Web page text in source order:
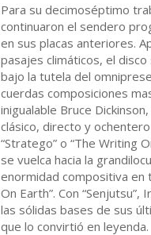
Para su decimoséptimo
continuaron el sendero
en sus placas anteriores.
pasajes climáticos, el
bajo la tutela del
cuerdas composiciones
inigualable Bruce
clásico, directo y
“Stratego” o “The Writing
se vuelca hacia la
enormidad compositiva en
On Earth”. Con
las sólidas bases de sus
que lo convirtió en leyenda.